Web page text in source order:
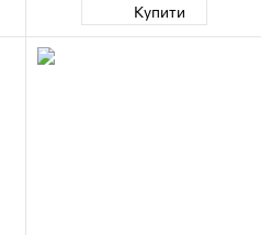
Купити